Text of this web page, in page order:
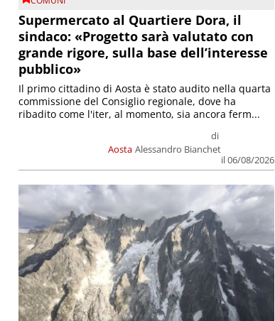
Supermercato al Quartiere Dora, il
sindaco: «Progetto sarà valutato con
grande rigore, sulla base dell’interesse
pubblico»
Aosta
di
Alessandro Bianchet
il 06/08/2026
Il primo cittadino di Aosta è stato audito nella quarta
commissione del Consiglio regionale, dove ha
ribadito come l'iter, al momento, sia ancora ferm...